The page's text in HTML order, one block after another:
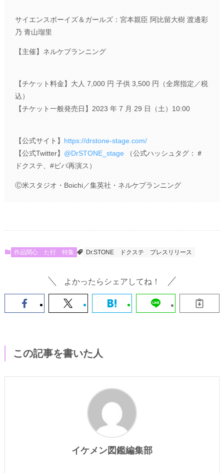
サイエンスボーイズ＆ガールズ：宮本親臣 阿比留大樹 渡邊彩
乃 青山瑠里
【主催】ネルケプランニング
【チケット料金】大人 7,000 円 子供 3,500 円（全席指定／税
込）
【チケット一般発売日】2023 年 7 月 29 日（土）10:00
【公式サイト】 https://drstone-stage.com/
【公式Twitter】 @DrSTONE_stage（公式ハッシュタグ：＃
ドクステ、#ビバ再演ス）
Ⓒ米スタジオ・Boichi／集英社・ネルケプランニング
作品関心 た行 特集 Dr.STONE ドクステ プレスリリース
よかったらシェアしてね！
この記事を書いた人
イケメン図鑑編集部